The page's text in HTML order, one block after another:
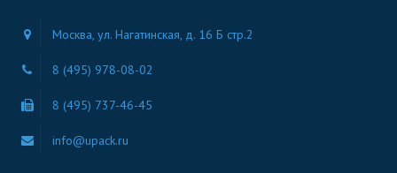
Москва, ул. Нагатинская, д. 16 Б стр.2
8 (495) 978-08-02
8 (495) 737-46-45
info@upack.ru